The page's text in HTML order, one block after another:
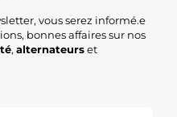
vous serez informé.e
bonnes affaires sur nos
, alternateurset